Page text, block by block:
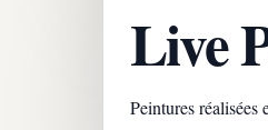
Live
Peintures réalisées